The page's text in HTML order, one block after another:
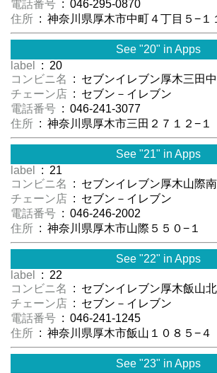
電話番号 : 046-295-0870
住所 : 神奈川県厚木市中町４丁目５−１
See "20" in Apps
label
: 20
コンビニ名
: セブンイレブン厚木三田
チェーン店 : セブン－イレブン
電話番号 : 046-241-3077
住所 : 神奈川県厚木市三田２７１２−１
See "21" in Apps
label
: 21
コンビニ名
: セブンイレブン厚木山際
チェーン店 : セブン－イレブン
電話番号 : 046-246-2002
住所 : 神奈川県厚木市山際５５０−１
See "22" in Apps
label
: 22
コンビニ名
: セブンイレブン厚木飯山
チェーン店 : セブン－イレブン
電話番号 : 046-241-1245
住所 : 神奈川県厚木市飯山１０８５−４
See "23" in Apps